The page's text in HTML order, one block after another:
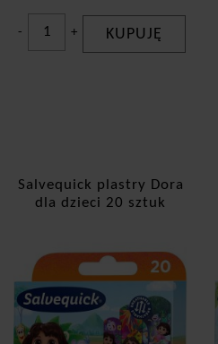
- + KUPUJĘ
Salvequick plastry Dora
dla dzieci 20 sztuk